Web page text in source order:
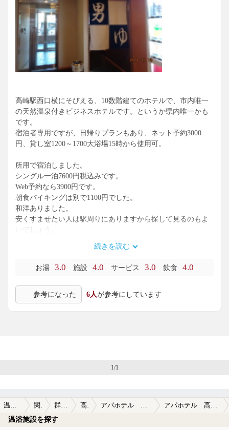
高崎駅西口横にそびえる、10数階建てのホテルで、市内唯一
の天然温泉付きビジネスホテルです。というか県内唯一かも
です。
宿泊者専用ですが、日帰りプランもあり、ネット予約3000
円、貸し室1200～1700大浴場15時から使用可。
所用で宿泊しました。
シングル一泊7600円税込みです。
Web予約なら3900円です。
朝食バイキングは別で1100円でした。
和洋ありました。
安くすませたい人は駅周りにありますから探して見るのもよ
いでしょう。
フロントは3階になりますが、駅からのデッキ直結です。
支払いはカード可、ルームカードキーと朝食券を渡されま
食事処3階。
大浴場２階。
部屋は7階でした。
脱衣室：籠棚と2段縦型ロッカーあり。
浴室：黒基調、黒石タイル敷き。時折走る電車の音が反響す
る。
続きを読む
お湯 3.0 施設 4.0 サービス 3.0 飲食 4.0
参考になった 6人が参考にしています
1/1
温泉TOP 関東 群馬県 高崎 アパホテル 高崎駅前 アパホテル 高崎駅前の口コミ一覧
温浴施設を探す